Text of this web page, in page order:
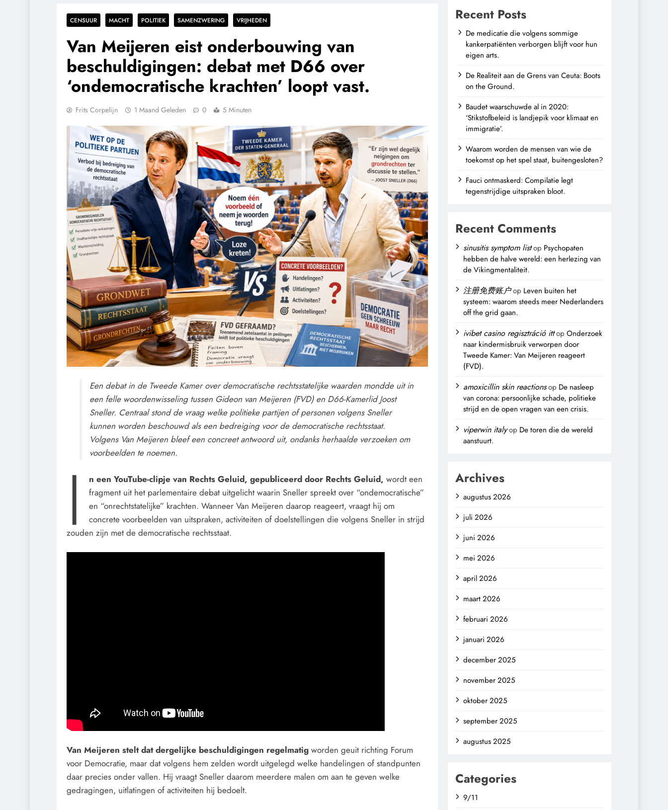
CENSUUR MACHT POLITIEK SAMENZWERING VRIJHEDEN
Van Meijeren eist onderbouwing van
beschuldigingen: debat met D66 over
‘ondemocratische krachten’ loopt vast.
Frits Corpelijn 1 Maand Geleden 0 5 Minuten
Een debat in de Tweede Kamer over democratische rechtsstatelijke waarden mondde uit in
een felle woordenwisseling tussen Gideon van Meijeren (FVD) en D66-Kamerlid Joost
Sneller. Centraal stond de vraag welke politieke partijen of personen volgens Sneller
kunnen worden beschouwd als een bedreiging voor de democratische rechtsstaat.
Volgens Van Meijeren bleef een concreet antwoord uit, ondanks herhaalde verzoeken om
voorbeelden te noemen.
I n een YouTube-clipje van Rechts Geluid, gepubliceerd door Rechts Geluid, wordt een
fragment uit het parlementaire debat uitgelicht waarin Sneller spreekt over “ondemocratische”
en “onrechtstatelijke” krachten. Wanneer Van Meijeren daarop reageert, vraagt hij om
concrete voorbeelden van uitspraken, activiteiten of doelstellingen die volgens Sneller in strijd
zouden zijn met de democratische rechtsstaat.
Van Meijeren stelt dat dergelijke beschuldigingen regelmatig worden geuit richting Forum
voor Democratie, maar dat volgens hem zelden wordt uitgelegd welke handelingen of standpunten
daar precies onder vallen. Hij vraagt Sneller daarom meerdere malen om aan te geven welke
gedragingen, uitlatingen of activiteiten hij bedoelt.
Recent Posts
De medicatie die volgens sommige
kankerpatiënten verborgen blijft voor hun
eigen arts.
De Realiteit aan de Grens van Ceuta: Boots
on the Ground.
Baudet waarschuwde al in 2020:
‘Stikstofbeleid is landjepik voor klimaat en
immigratie’.
Waarom worden de mensen van wie de
toekomst op het spel staat, buitengesloten?
Fauci ontmaskerd: Compilatie legt
tegenstrijdige uitspraken bloot.
Recent Comments
sinusitis symptom listop Psychopaten
hebben de halve wereld: een herlezing van
de Vikingmentaliteit.
注册免费账户op Leven buiten het
systeem: waarom steeds meer Nederlanders
off the grid gaan.
ivibet casino regisztráció ittopOnderzoek
naar kindermisbruik verworpen door
Tweede Kamer: Van Meijeren reageert
(FVD).
amoxicillin skin reactionsop De nasleep
van corona: persoonlijke schade, politieke
strijd en de open vragen van een crisis.
viperwin italyop De toren die de wereld
aanstuurt.
Archives
augustus 2026
juli 2026
juni 2026
mei 2026
april 2026
maart 2026
februari 2026
januari 2026
december 2025
november 2025
oktober 2025
september 2025
augustus 2025
Categories
9/11